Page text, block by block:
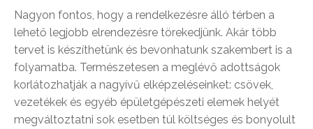
Nagyon fontos, hogy a rendelkezésre álló térben a
lehető legjobb elrendezésre törekedjünk. Akár több
tervet is készíthetünk és bevonhatunk szakembert is a
folyamatba. Természetesen a meglévő adottságok
korlátozhatják a nagyívű elképzeléseinket: csövek,
vezetékek és egyéb épületgépészeti elemek helyét
megváltoztatni sok esetben túl költséges és bonyolult